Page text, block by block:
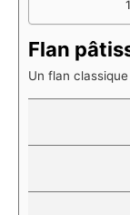
Flan
Un flan